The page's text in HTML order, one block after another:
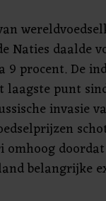
Naties daalde
9 procent. De
laagste punt
invasie
omhoog
belangrijke